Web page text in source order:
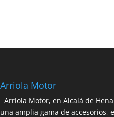
Arriola Motor
Arriola Motor, en Alcalá de
una amplia gama de accesorios,